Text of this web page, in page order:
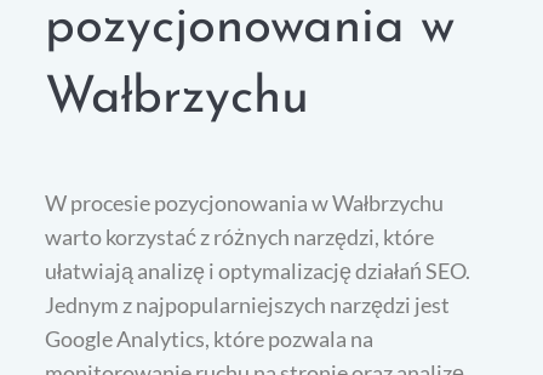
pozycjonowania w
Wałbrzychu
W procesie pozycjonowania w Wałbrzychu
warto korzystać z różnych narzędzi, które
ułatwiają analizę i optymalizację działań SEO.
Jednym z najpopularniejszych narzędzi jest
Google Analytics, które pozwala na